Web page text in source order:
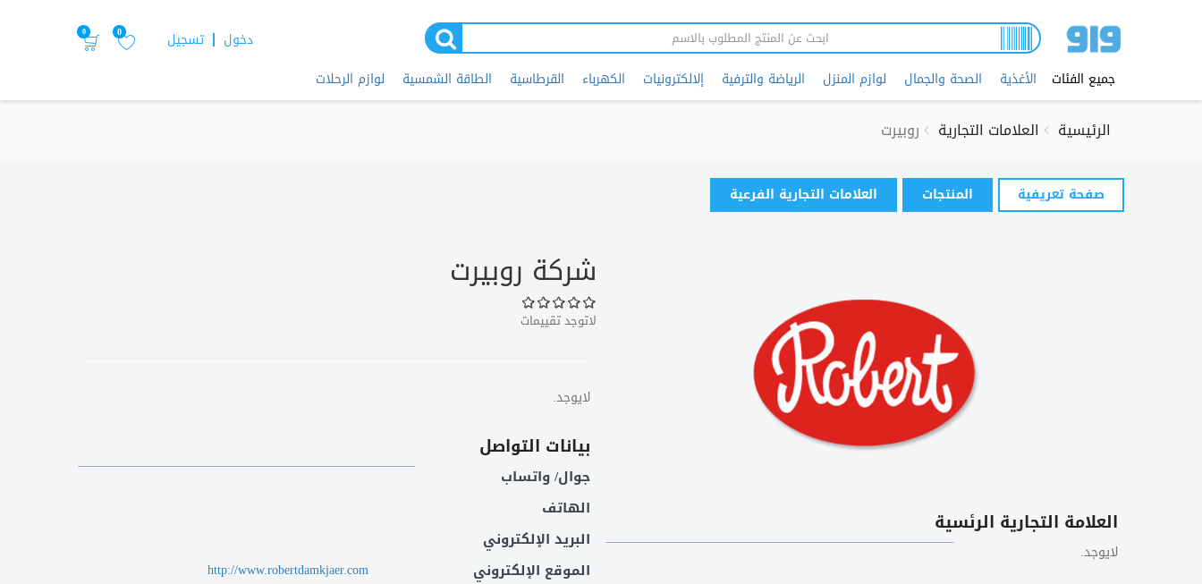
تسجيل دخول 0
0
جميع الفئات الأغذية الصحة والجمال لوازم المنزل الرياضة والترفية إلالكترونيات الكهرباء القرطاسية الطاقة الشمسية لوازم الرحلات
الرئيسية العلامات التجارية روبيرت
التبويبات
الأساسية
صفحة تعريفية
التبويب
المنتجات العلامات التجارية الفرعية
العلامة التجارية الرئسية
لايوجد.
شركة روبيرت
لاتوجد تقييمات
لايوجد.
بيانات التواصل
جوال/ واتساب
الهاتف
البريد الإلكتروني
الموقع الإلكتروني
http://www.robertdamkjaer.com